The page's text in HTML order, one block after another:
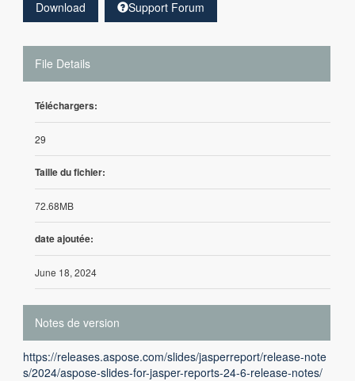
Download Support Forum
File Details
Téléchargers:
29
Taille du fichier:
72.68MB
date ajoutée:
June 18, 2024
Notes de version
https://releases.aspose.com/slides/jasperreport/release-note
s/2024/aspose-slides-for-jasper-reports-24-6-release-notes/